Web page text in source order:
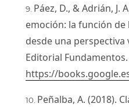
Páez, D., & Adrián, J.
emoción: la función de
desde una perspectiva
Editorial Fundamentos.
https://
Peñalba, A. (2018).